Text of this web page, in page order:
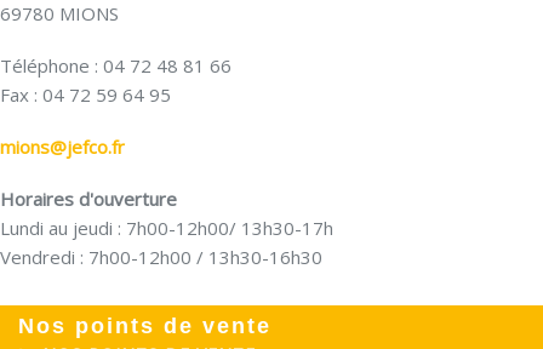
69780 MIONS
Téléphone : 04 72 48 81 66
Fax : 04 72 59 64 95
mions@jefco.fr
Horaires d'ouverture
Lundi au jeudi : 7h00-12h00/ 13h30-17h
Vendredi : 7h00-12h00 / 13h30-16h30
Nos points de vente